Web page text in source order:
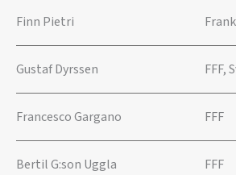
Finn Pietri
Gustaf Dyrssen FFF,
Francesco Gargano FFF
Bertil G:son Uggla FFF